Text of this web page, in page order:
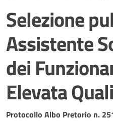
Selezione
Assistente
dei
Elevata
Dettagli del documento
Protocollo Albo Pretorio n.